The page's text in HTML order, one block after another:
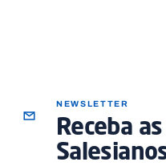
NEWSLETTER
Receba